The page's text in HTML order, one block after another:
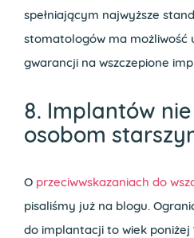
spełniającym najwyższe
stomatologów ma możliwość
gwarancji na wszczepione
8. Implantów
osobom
O przeciwwskazaniach do
pisaliśmy już na blogu.
do implantacji to wiek poniżej